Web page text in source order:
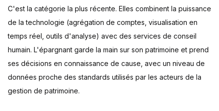
C'est la catégorie la plus récente. Elles combinent la puissance
de la technologie (agrégation de comptes, visualisation en
temps réel, outils d'analyse) avec des services de conseil
humain. L'épargnant garde la main sur son patrimoine et prend
ses décisions en connaissance de cause, avec un niveau de
données proche des standards utilisés par les acteurs de la
gestion de patrimoine.